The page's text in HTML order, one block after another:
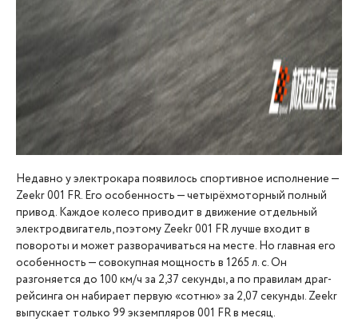
Недавно у электрокара появилось спортивное исполнение —
Zeekr 001 FR. Его особенность — четырёхмоторный полный
привод. Каждое колесо приводит в движение отдельный
электродвигатель, поэтому Zeekr 001 FR лучше входит в
повороты и может разворачиваться на месте. Но главная его
особенность — совокупная мощность в 1265 л. с. Он
разгоняется до 100 км/ч за 2,37 секунды, а по правилам драг-
рейсинга он набирает первую «сотню» за 2,07 секунды. Zeekr
выпускает только 99 экземпляров 001 FR в месяц.